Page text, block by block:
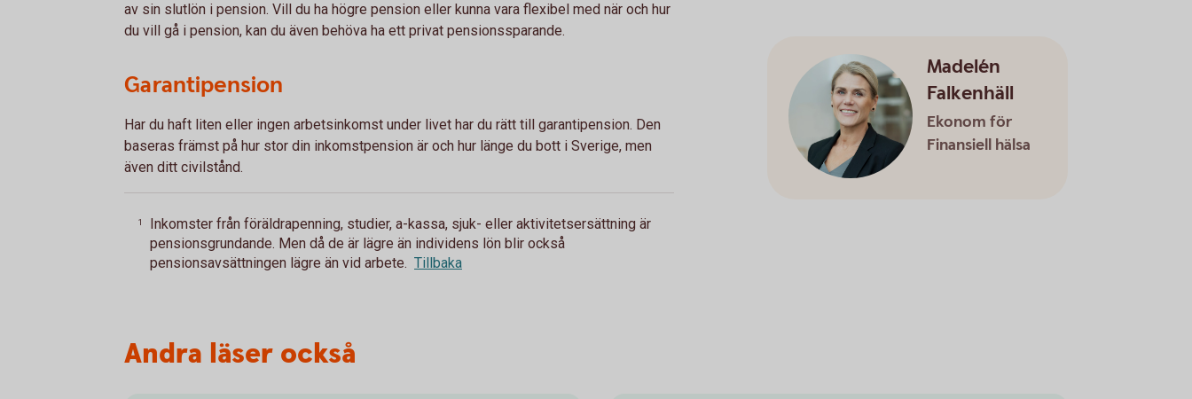
av sin slutlön i pension. Vill du ha högre pension eller kunna vara flexibel med när och hur
du vill gå i pension, kan du även behöva ha ett privat pensionssparande.
Garantipension
Har du haft liten eller ingen arbetsinkomst under livet har du rätt till garantipension. Den
baseras främst på hur stor din inkomstpension är och hur länge du bott i Sverige, men
även ditt civilstånd.
1
Inkomster från föräldrapenning, studier, a-kassa, sjuk- eller aktivitetsersättning är
pensionsgrundande. Men då de är lägre än individens lön blir också
pensionsavsättningen lägre än vid arbete. Tillbaka
Madelén
Falkenhäll
Ekonom för
Finansiell hälsa
Andra läser också